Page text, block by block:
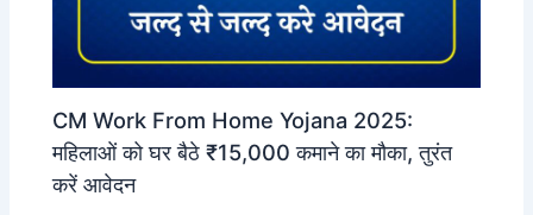
CM Work From Home Yojana 2025:
महिलाओं को घर बैठे ₹15,000 कमाने का मौका, तुरंत
करें आवेदन